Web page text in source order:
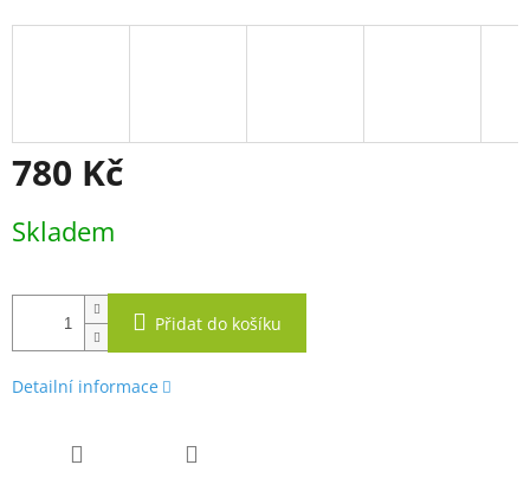
780 Kč
cena:
Skladem
Přidat do košíku
Detailní informace